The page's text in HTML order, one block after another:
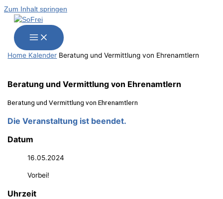
Zum Inhalt springen
Home Kalender Bera­tung und Ver­mitt­lung von Ehrenamtlern
Bera­tung und Ver­mitt­lung von Ehrenamtlern
Bera­tung und Ver­mitt­lung von Ehrenamtlern
Die Veranstaltung ist beendet.
Datum
16.05.2024
Vorbei!
Uhrzeit